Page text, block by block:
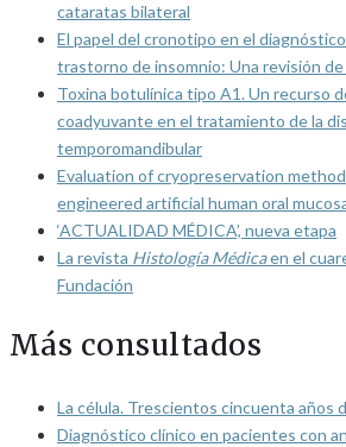
cataratas bilateral
El papel del cronotipo en el
trastorno de insomnio: Una revisión
Toxina botulínica tipo A1. Un recurso
coadyuvante en el tratamiento de la
temporomandibular
Evaluation of cryopreservation
engineered artificial human oral
‘ACTUALIDAD MÉDICA’, nueva etapa
La revista Histología Médicaen el
Fundación
Más consultados
La célula. Trescientos cincuenta años
Diagnóstico clínico en pacientes con